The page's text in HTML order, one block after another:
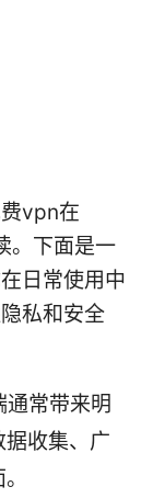
vpn在
。下面是一
日常使用中
私和安全
常带来明
收集、广